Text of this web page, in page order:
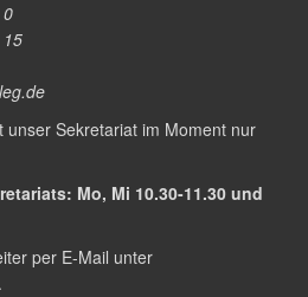
unser Sekretariat im Moment nur
Mo, Mi 10.30-11.30 und
per E-Mail unter
.